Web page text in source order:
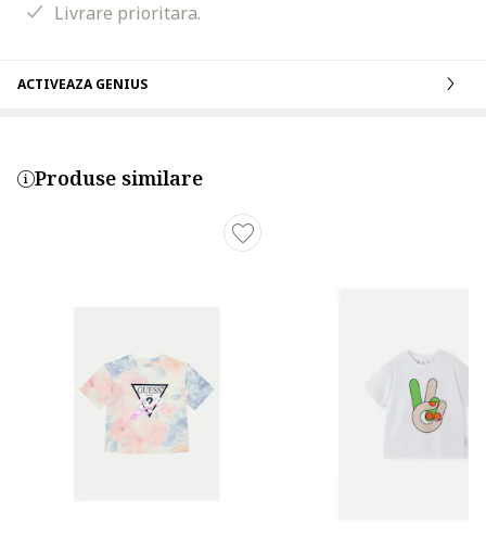
Livrare prioritara.
ACTIVEAZA GENIUS
Produse similare